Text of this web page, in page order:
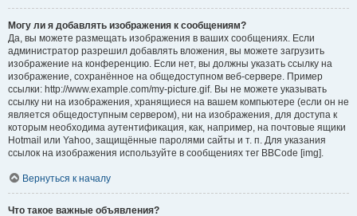
Могу ли я добавлять изображения к сообщениям?
Да, вы можете размещать изображения в ваших сообщениях. Если
администратор разрешил добавлять вложения, вы можете загрузить
изображение на конференцию. Если нет, вы должны указать ссылку на
изображение, сохранённое на общедоступном веб-сервере. Пример
ссылки: http://www.example.com/my-picture.gif. Вы не можете указывать
ссылку ни на изображения, хранящиеся на вашем компьютере (если он не
является общедоступным сервером), ни на изображения, для доступа к
которым необходима аутентификация, как, например, на почтовые ящики
Hotmail или Yahoo, защищённые паролями сайты и т. п. Для указания
ссылок на изображения используйте в сообщениях тег BBCode [img].
Вернуться к началу
Что такое важные объявления?